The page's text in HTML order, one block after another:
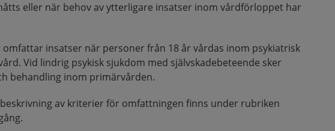
eller när behov av ytterligare insatser inom vårdförloppet har
insatser när personer från 18 år vårdas inom psykiatrisk
Vid lindrig psykisk sjukdom med självskadebeteende sker
behandling inom primärvården.
av kriterier för omfattningen finns under rubriken